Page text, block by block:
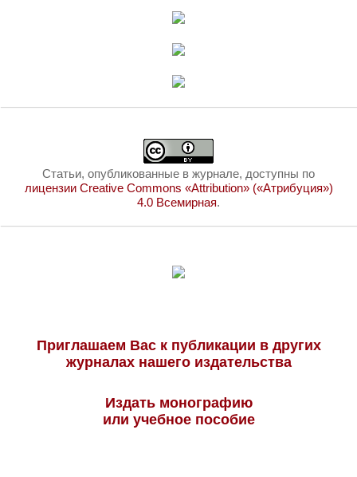
Статьи, опубликованные в журнале, доступны по
лицензии Creative Commons «Attribution» («Атрибуция»)
4.0 Всемирная.
Приглашаем Вас к публикации в других
журналах нашего издательства
Издать монографию
или учебное пособие